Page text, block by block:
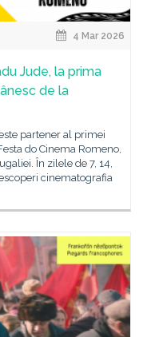
4 Mar 2026
Jude, la prima
de la
partener al primei
do Cinema Romeno,
În zilele de 7, 14,
cinematografia